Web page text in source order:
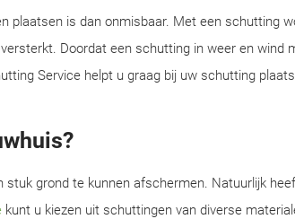
plaatsen is dan onmisbaar. Met een schutting
Doordat een schutting in weer en wind
Service helpt u graag bij uw schutting
grond te kunnen afschermen. Natuurlijk
kunt u kiezen uit schuttingen van diverse